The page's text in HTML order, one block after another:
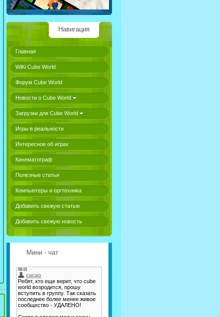
Навигация
Главная
WiKi Cube World
Форум Cube World
Новости о Cube World
Загрузки для Cube World
Игры в реальности
Интересное об играх
Кинематограф
Полезные статьи
Компьютеры и оргтехника
Добавить свежую статью
Добавить свежую новость
Мини - чат